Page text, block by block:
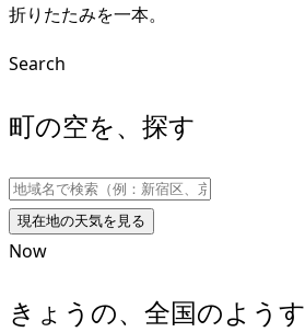
折りたたみを一本。
Search
町の空を、探す
現在地の天気を見る
Now
きょうの、全国のようす